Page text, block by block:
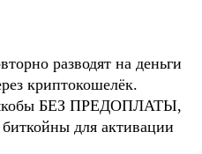
разводят на деньги
криптокошелёк.
БЕЗ ПРЕДОПЛАТЫ,
для активации